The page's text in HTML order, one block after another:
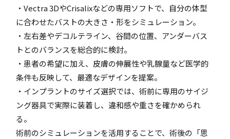
・Vectra 3DやCrisalixなどの専用ソフトで、自分の体型
に合わせたバストの大きさ・形をシミュレーション。
・左右差やデコルテライン、谷間の位置、アンダーバス
トとのバランスを総合的に検討。
・患者の希望に加え、皮膚の伸展性や乳腺量など医学的
条件も反映して、最適なデザインを提案。
・インプラントのサイズ選択では、術前に専用のサイジ
ング器具で実際に装着し、違和感や重さを確かめられ
る。
術前のシミュレーションを活用することで、術後の「思